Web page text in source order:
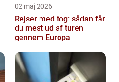
02 maj 2026
Rejser med tog: sådan får
du mest ud af turen
gennem Europa